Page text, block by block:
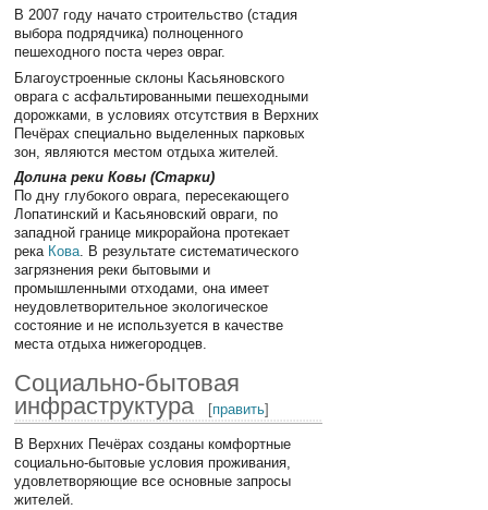
В 2007 году начато строительство (стадия
выбора подрядчика) полноценного
пешеходного поста через овраг.
Благоустроенные склоны Касьяновского
оврага с асфальтированными пешеходными
дорожками, в условиях отсутствия в Верхних
Печёрах специально выделенных парковых
зон, являются местом отдыха жителей.
Долина реки Ковы (Старки)
По дну глубокого оврага, пересекающего
Лопатинский и Касьяновский овраги, по
западной границе микрорайона протекает
река Кова. В результате систематического
загрязнения реки бытовыми и
промышленными отходами, она имеет
неудовлетворительное экологическое
состояние и не используется в качестве
места отдыха нижегородцев.
Социально-бытовая
инфраструктура
[править]
В Верхних Печёрах созданы комфортные
социально-бытовые условия проживания,
удовлетворяющие все основные запросы
жителей.